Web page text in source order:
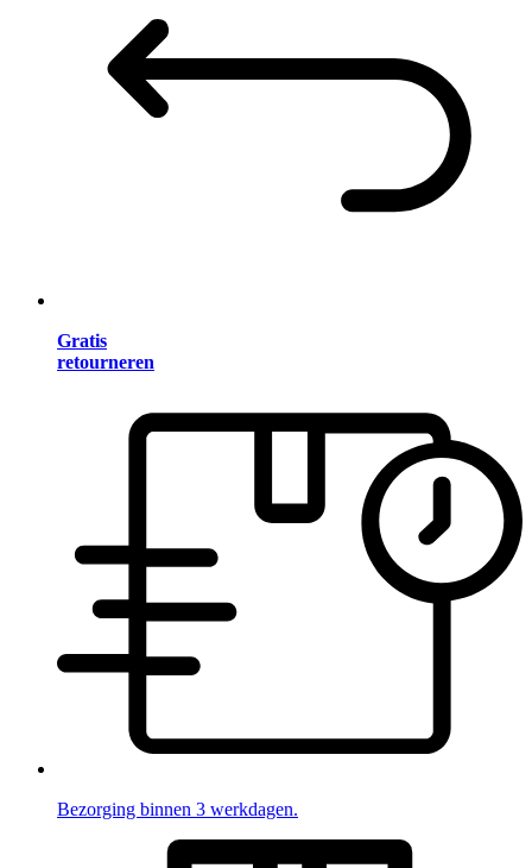
Gratis
retourneren
Bezorging binnen 3 werkdagen.